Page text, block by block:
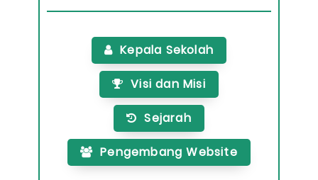
Kepala Sekolah
Visi dan Misi
Sejarah
Pengembang Website